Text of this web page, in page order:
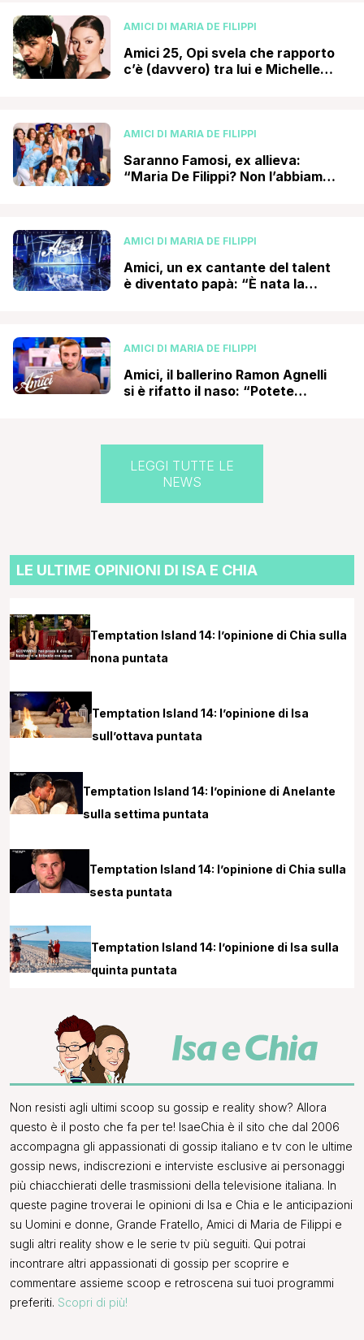
notevolmente ridotto la presenza del pubblico.
Nonostante tutto la giovane è riuscita a trionfare e da
quel momento la sua carriera è andata [']
AMICI DI MARIA DE FILIPPI
Amici 25, Opi svela che rapporto
c’è (davvero) tra lui e Michelle
AMICI DI MARIA DE FILIPPI
Saranno Famosi, ex allieva:
“Maria De Filippi? Non l’abbiamo
AMICI DI MARIA DE FILIPPI
Amici, un ex cantante del talent
è diventato papà: “È nata la
AMICI DI MARIA DE FILIPPI
Amici, il ballerino Ramon Agnelli
si è rifatto il naso: “Potete
LEGGI TUTTE LE
NEWS
LE ULTIME OPINIONI DI ISA E CHIA
Temptation Island 14: l’opinione di Chia sulla
nona puntata
Temptation Island 14: l’opinione di Isa
sull’ottava puntata
Temptation Island 14: l’opinione di Anelante
sulla settima puntata
Temptation Island 14: l’opinione di Chia sulla
sesta puntata
Temptation Island 14: l’opinione di Isa sulla
quinta puntata
Non resisti agli ultimi scoop su gossip e reality show? Allora
questo è il posto che fa per te! IsaeChia è il sito che dal 2006
accompagna gli appassionati di gossip italiano e tv con le ultime
gossip news, indiscrezioni e interviste esclusive ai personaggi
più chiacchierati delle trasmissioni della televisione italiana. In
queste pagine troverai le opinioni di Isa e Chia e le anticipazioni
su Uomini e donne, Grande Fratello, Amici di Maria de Filippi e
sugli altri reality show e le serie tv più seguiti. Qui potrai
incontrare altri appassionati di gossip per scoprire e
commentare assieme scoop e retroscena sui tuoi programmi
preferiti. Scopri di più!